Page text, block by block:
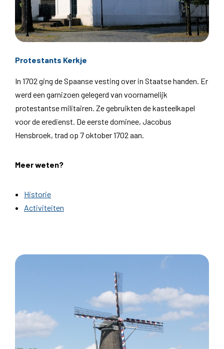
Protestants Kerkje
In 1702 ging de Spaanse vesting over in Staatse handen. Er
werd een garnizoen gelegerd van voornamelijk
protestantse militairen. Ze gebruikten de kasteelkapel
voor de eredienst. De eerste dominee, Jacobus
Hensbroek, trad op 7 oktober 1702 aan.
Meer weten?
Historie
Activiteiten